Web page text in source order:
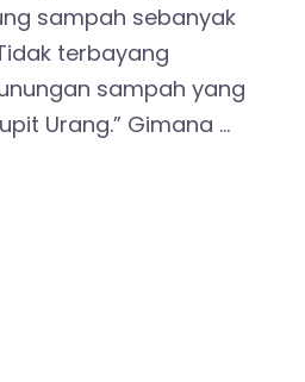
sampah sebanyak
terbayang
sampah yang
Urang.” Gimana …